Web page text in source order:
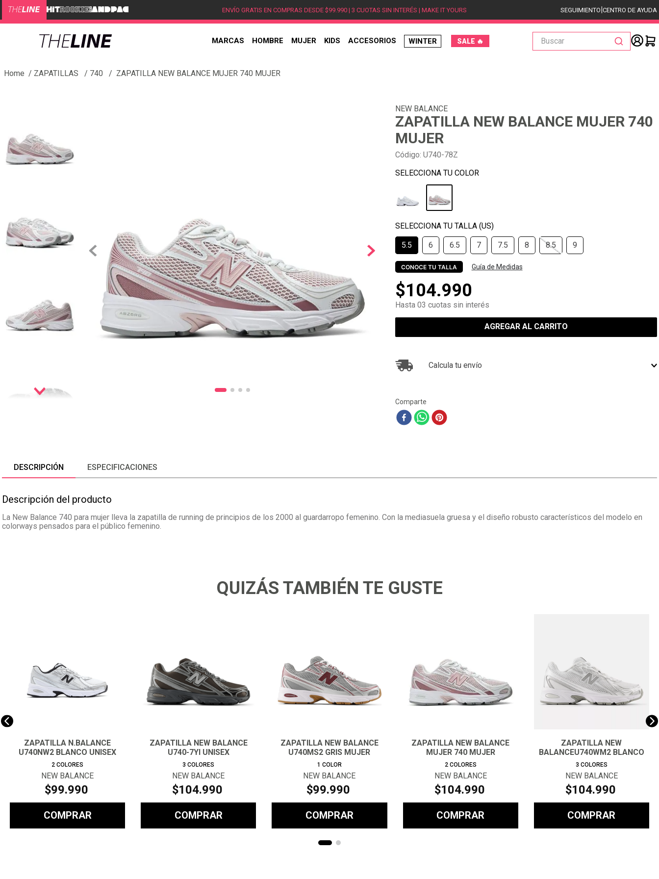
ENVÍO GRATIS EN COMPRAS DESDE $99.990 | 3 CUOTAS SIN INTERÉS | MAKE IT YOURS SEGUIMIENTO|CENTRO DE AYUDA
MARCAS HOMBRE MUJER KIDS ACCESORIOS WINTER SALE 🔥
Buscar
ZAPATILLAS 740 ZAPATILLA NEW BALANCE MUJER 740 MUJER
NEW BALANCE
ZAPATILLA NEW BALANCE MUJER 740
MUJER
Código: U740-78Z
5.5 6 6.5 7 7.5 8 8.5 9
CONOCE TU TALLA Guía de Medidas
$104.990
Hasta 03 cuotas sin interés
AGREGAR AL CARRITO
Calcula tu envío
Comparte
DESCRIPCIÓN ESPECIFICACIONES
Descripción del producto
La New Balance 740 para mujer lleva la zapatilla de running de principios de los 2000 al guardarropo femenino. Con la mediasuela gruesa y el diseño robusto característicos del modelo en
colorways pensados para el público femenino.
QUIZÁS TAMBIÉN TE GUSTE
ZAPATILLA N.BALANCE
U740NW2 BLANCO UNISEX
2 COLORES
NEW BALANCE
$99.990
COMPRAR
ZAPATILLA NEW BALANCE
U740-7YI UNISEX
3 COLORES
NEW BALANCE
$104.990
COMPRAR
ZAPATILLA NEW BALANCE
U740MS2 GRIS MUJER
1 COLOR
NEW BALANCE
$99.990
COMPRAR
ZAPATILLA NEW BALANCE
MUJER 740 MUJER
2 COLORES
NEW BALANCE
$104.990
COMPRAR
ZAPATILLA NEW
BALANCEU740WM2 BLANCO
UNISEX
3 COLORES
NEW BALANCE
$104.990
COMPRAR